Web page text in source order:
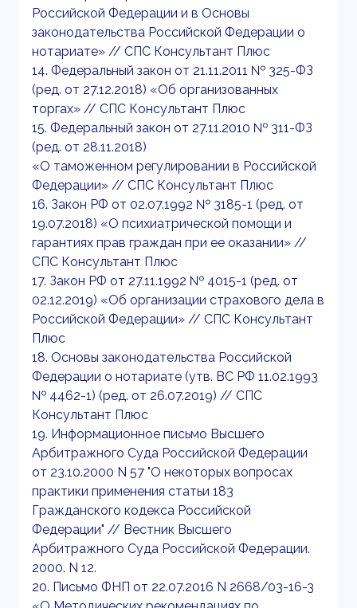
Российской Федерации и в Основы
законодательства Российской Федерации о
нотариате» // СПС Консультант Плюс
14. Федеральный закон от 21.11.2011 № 325-ФЗ
(ред. от 27.12.2018) «Об организованных
торгах» // СПС Консультант Плюс
15. Федеральный закон от 27.11.2010 № 311-ФЗ
(ред. от 28.11.2018)
«О таможенном регулировании в Российской
Федерации» // СПС Консультант Плюс
16. Закон РФ от 02.07.1992 № 3185-1 (ред. от
19.07.2018) «О психиатрической помощи и
гарантиях прав граждан при ее оказании» //
СПС Консультант Плюс
17. Закон РФ от 27.11.1992 № 4015-1 (ред. от
02.12.2019) «Об организации страхового дела в
Российской Федерации» // СПС Консультант
Плюс
18. Основы законодательства Российской
Федерации о нотариате (утв. ВС РФ 11.02.1993
№ 4462-1) (ред. от 26.07.2019) // СПС
Консультант Плюс
19. Информационное письмо Высшего
Арбитражного Суда Российской Федерации
от 23.10.2000 N 57 "О некоторых вопросах
практики применения статьи 183
Гражданского кодекса Российской
Федерации" // Вестник Высшего
Арбитражного Суда Российской Федерации.
2000. N 12.
20. Письмо ФНП от 22.07.2016 N 2668/03-16-3